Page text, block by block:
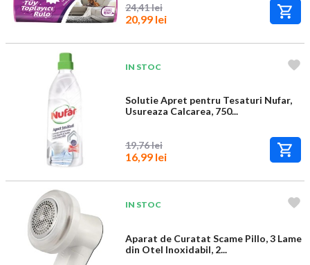
24,41 lei
20,99 lei
IN STOC
Solutie Apret pentru Tesaturi Nufar,
Usureaza Calcarea, 750...
19,76 lei
16,99 lei
IN STOC
Aparat de Curatat Scame Pillo, 3 Lame
din Otel Inoxidabil, 2...